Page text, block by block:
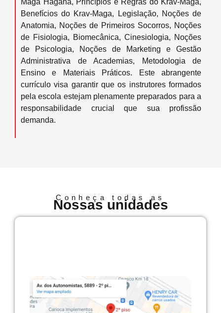
Maga Hagana, Princípios e Regras do Krav-Maga,
Benefícios do Krav-Maga, Legislação, Noções de
Anatomia, Noções de Primeiros Socorros, Noções
de Fisiologia, Biomecânica, Cinesiologia, Noções
de Psicologia, Noções de Marketing e Gestão
Administrativa de Academias, Metodologia de
Ensino e Materiais Práticos. Este abrangente
currículo visa garantir que os instrutores formados
pela escola estejam plenamente preparados para a
responsabilidade crucial que sua profissão
demanda.
Conheça todas as
Nossas unidades